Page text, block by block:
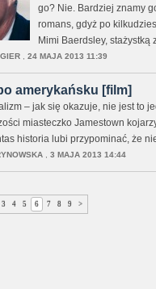
go? Nie. Bardziej znamy
romans, gdyż po
Mimi Baerdsley, stażystką
, 24 MAJA 2013 11:39
amerykańsku [film]
– jak się okazuje, nie jest to
miasteczko Jamestown
historia lubi przypominać, że
, 3 MAJA 2013 14:44
3 4 5 6 7 8 9 >